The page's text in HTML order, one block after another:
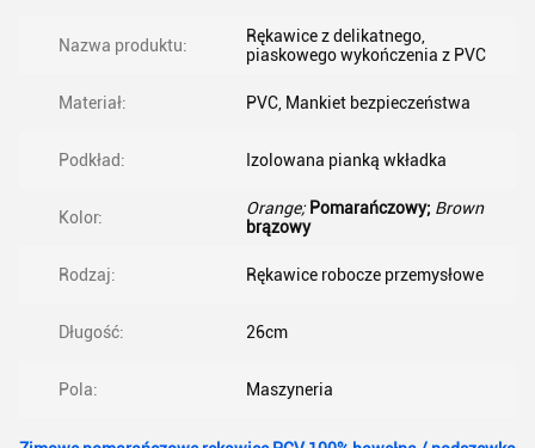
Nazwa produktu:
Rękawice z delikatnego,
piaskowego wykończenia z PVC
Materiał: PVC, Mankiet bezpieczeństwa
Podkład: Izolowana pianką wkładka
Kolor: Orange; Pomarańczowy; Brown
brązowy
Rodzaj: Rękawice robocze przemysłowe
Długość: 26cm
Pola: Maszyneria